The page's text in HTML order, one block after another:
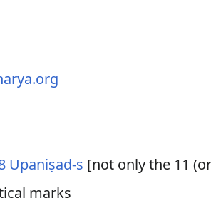
Upaniṣad-s [not only the 11
marks